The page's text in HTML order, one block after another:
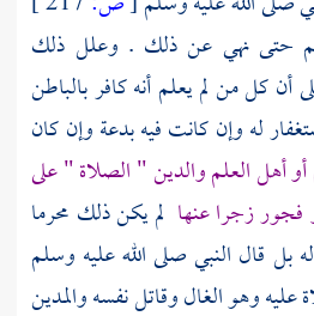
حتى نهي عن ذلك . وعلل ذلك
أن كل من لم يعلم أنه كافر بالباطن
له وإن كانت فيه بدعة وإن كان
أو أهل العلم والدين " الصلاة " على
فجور زجرا عنها لم يكن ذلك محرما
بل قال النبي صلى الله عليه وسلم
وهو الغال وقاتل نفسه والمدين